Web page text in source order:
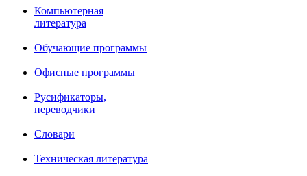
Компьютерная
литература
Обучающие программы
Офисные программы
Русификаторы,
переводчики
Словари
Техническая литература